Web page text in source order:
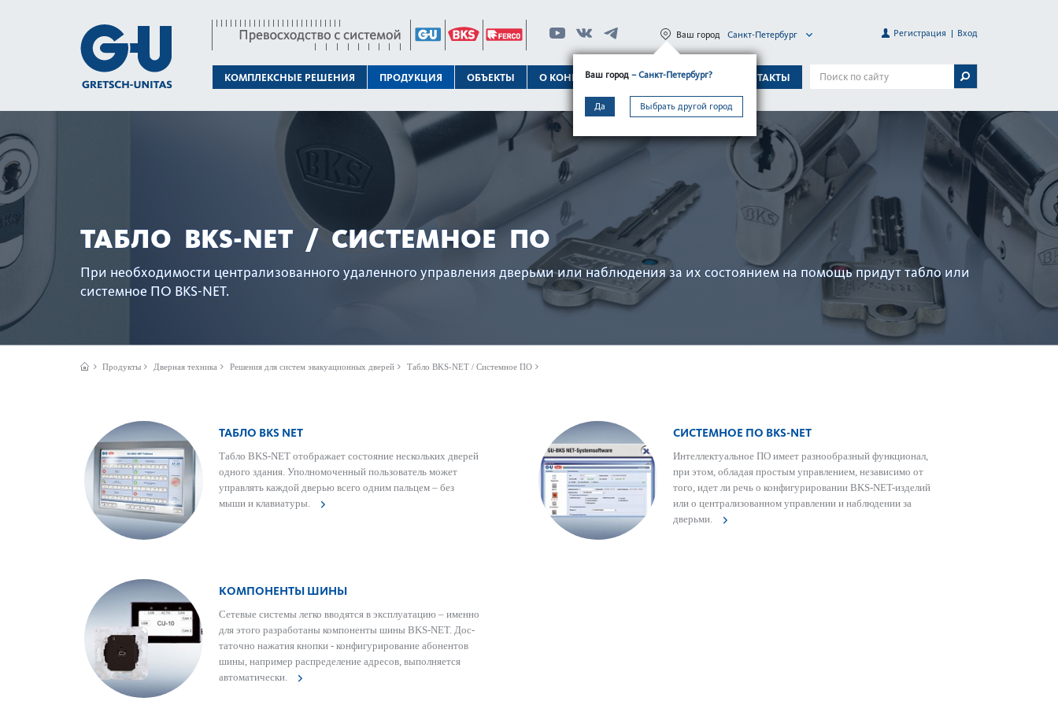
КОМПЛЕКСНЫЕ РЕШЕНИЯ ПРОДУКЦИЯ ОБЪЕКТЫ О КОНЦЕРНЕ ТЕХПОДДЕРЖКА КОНТАКТЫ
Ваш город – Санкт-Петербург?
Да Выбрать другой город
Ваш город Санкт-Петербург Регистрация Вход
ТАБЛО BKS-NET / СИСТЕМНОЕ ПО
При нео­б­ход­имости централ­и­з­ованного удаленного управ­ления дверьми или наблюдения за их сос­тоянием на помощь придут табло или
сис­темное ПО BKS-NET.
Продукты Дверная техника Решения для систем эвакуационных дверей Табло BKS-NET / Системное ПО
ТАБЛО BKS NET
Табло BKS-NET отображает сос­тояние нес­кольких дверей
одного здания. Уполномоченный поль­зователь может
управлять каждой дверью всего одним пальцем – без
мыши и клав­иа­туры.
СИСТЕМНОЕ ПО BKS-NET
Интеллектуальное ПО имеет разнообразный функционал,
при этом, обладая про­стым управ­лением, неза­в­исимо от
того, идет ли речь о конфигур­иро­вании BKS-NET-изделий
или о централ­и­з­ованном управ­лении и наблюдении за
дверьми.
КОМПОНЕНТЫ ШИНЫ
Сетевые сис­темы легко вводятся в эксплуат­ацию – именно
для этого раз­р­а­ботаны компоненты шины BKS-NET. Дос­
тат­очно нажатия кнопки - конфигур­иро­вание абонентов
шины, например распреде­л­ение адр­есов, вып­олняется
автом­ат­ически.